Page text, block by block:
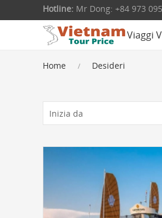
Hotline: Mr Dong: +84 973
Viaggi
Home Desideri